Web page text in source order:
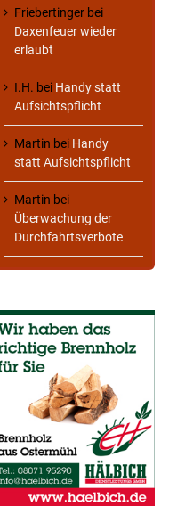
Friebertinger bei
Daxenfeuer wieder
erlaubt
I.H. bei Handy statt
Aufsichtspflicht
Martin bei Handy
statt Aufsichtspflicht
Martin bei
Überwachung der
Durchfahrtsverbote